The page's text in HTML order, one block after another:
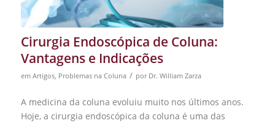
Cirurgia Endoscópica de Coluna:
Vantagens e Indicações
em Artigos, Problemas na Coluna / por Dr. William Zarza
A medicina da coluna evoluiu muito nos últimos anos.
Hoje, a cirurgia endoscópica da coluna é uma das